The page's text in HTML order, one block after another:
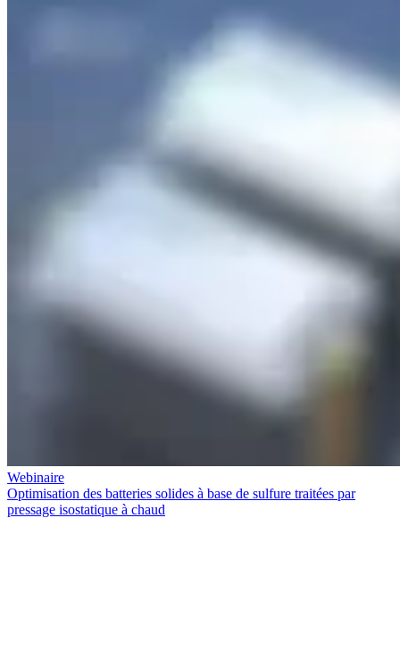
Webinaire
Optimisation des batteries solides à base de sulfure traitées par
pressage isostatique à chaud